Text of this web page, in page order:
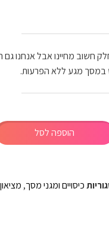
חשוב מחיינו אבל אנחנו
במסך מגע ללא הפרעות.
הוספה לסל
כיסויים ומגני מסך, מציאון